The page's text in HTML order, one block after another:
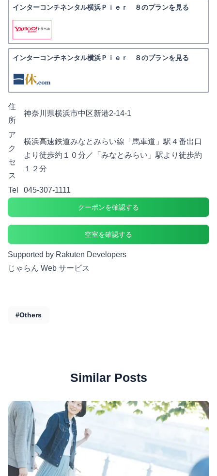
インターコンチネンタル横浜Ｐｉｅｒ ８のプランを見る
インターコンチネンタル横浜Ｐｉｅｒ ８のプランを見る
住
所
神奈川県横浜市中区新港2-14-1
ア
ク
セ
ス
横浜高速鉄道みなとみらい線「馬車道」駅４番出口
より徒歩約１０分／「みなとみらい」駅より徒歩約
１２分
Tel 045-307-1111
クーポンを確認する
空室を確認する
Supported by Rakuten Developers
じゃらん Web サービス
#Others
Similar Posts